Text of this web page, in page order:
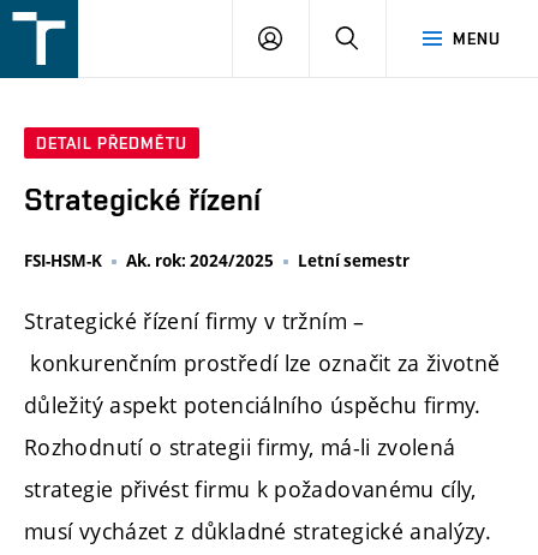
v
MENU
PŘIHLÁŠENÍ
DETAIL PŘEDMĚTU
Strategické řízení
FSI-HSM-K Ak. rok: 2024/2025 Letní semestr
Strategické řízení firmy v tržním –
konkurenčním prostředí lze označit za životně
důležitý aspekt potenciálního úspěchu firmy.
Rozhodnutí o strategii firmy, má-li zvolená
strategie přivést firmu k požadovanému cíly,
musí vycházet z důkladné strategické analýzy.